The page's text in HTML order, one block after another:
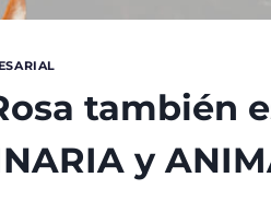
también
y